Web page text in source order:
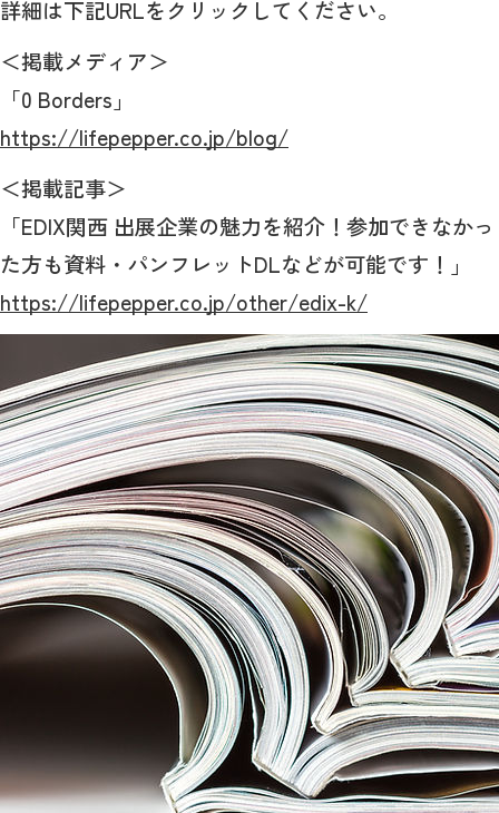
詳細は下記URLをクリックしてください。
＜掲載メディア＞
「0 Borders」
https://lifepepper.co.jp/blog/
＜掲載記事＞
「EDIX関西 出展企業の魅力を紹介！参加できなかっ
た方も資料・パンフレットDLなどが可能です！」
https://lifepepper.co.jp/other/edix-k/